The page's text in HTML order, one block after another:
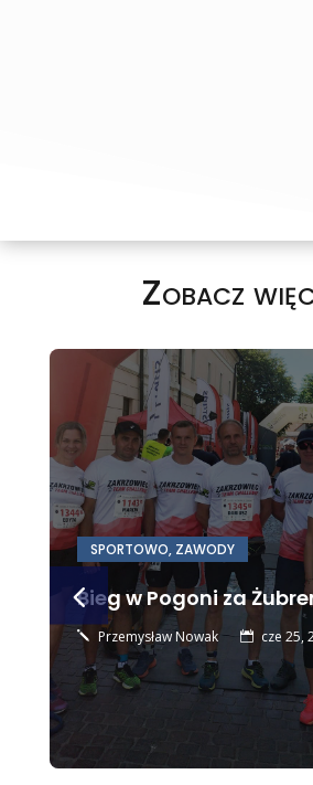
Zobacz
SPORTOWO, ZAWODY
Bieg w Pogoni za
j Przemysław Nowak  cze 25,